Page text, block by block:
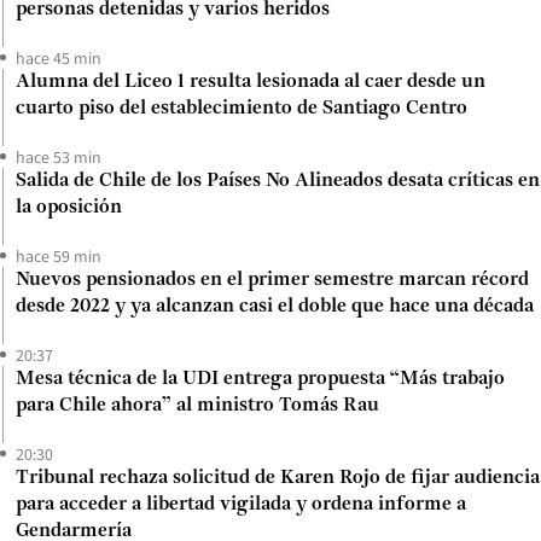
personas detenidas y varios heridos
hace 45 min
Alumna del Liceo 1 resulta lesionada al caer desde un
cuarto piso del establecimiento de Santiago Centro
hace 53 min
Salida de Chile de los Países No Alineados desata críticas en
la oposición
hace 59 min
Nuevos pensionados en el primer semestre marcan récord
desde 2022 y ya alcanzan casi el doble que hace una década
20:37
Mesa técnica de la UDI entrega propuesta “Más trabajo
para Chile ahora” al ministro Tomás Rau
20:30
Tribunal rechaza solicitud de Karen Rojo de fijar audiencia
para acceder a libertad vigilada y ordena informe a
Gendarmería